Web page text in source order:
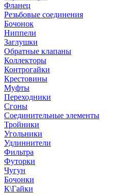
Фланец
Резьбовые соединения
Бочонок
Ниппели
Заглушки
Обратные клапаны
Коллекторы
Контрогайки
Крестовины
Муфты
Переходники
Сгоны
Соединительные элементы
Тройники
Угольники
Удлиннители
Фильтра
Футорки
Чугун
Бочонки
К\Гайки